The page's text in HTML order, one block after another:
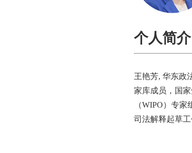
个人简介
王艳芳, 华东政
家库成员，国
（WIPO）专
司法解释起草工